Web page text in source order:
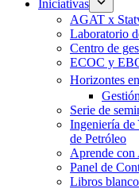
Iniciativas
AGAT x
Laboratorio
Centro de
ECOC y
Horizontes
Serie de
Ingeniería de
de Petróleo
Aprende
Panel de
Libros